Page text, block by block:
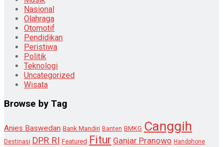
Nasional
Olahraga
Otomotif
Pendidikan
Peristiwa
Politik
Teknologi
Uncategorized
Wisata
Browse by Tag
Anies Baswedan Bank Mandiri Banten BMKG Canggih
Destinasi DPR RI Featured Fitur Ganjar Pranowo Handphone